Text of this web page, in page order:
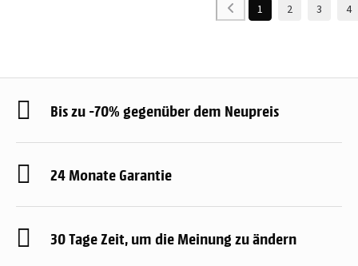
1 2 3 4
Bis zu -70% gegenüber dem Neupreis
24 Monate Garantie
30 Tage Zeit, um die Meinung zu ändern